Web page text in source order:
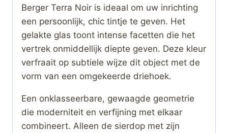
Berger Terra Noir is ideaal om uw inrichting
een persoonlijk, chic tintje te geven. Het
gelakte glas toont intense facetten die het
vertrek onmiddellijk diepte geven. Deze kleur
verfraait op subtiele wijze dit object met de
vorm van een omgekeerde driehoek.
Een onklasseerbare, gewaagde geometrie
die moderniteit en verfijning met elkaar
combineert. Alleen de sierdop met zijn